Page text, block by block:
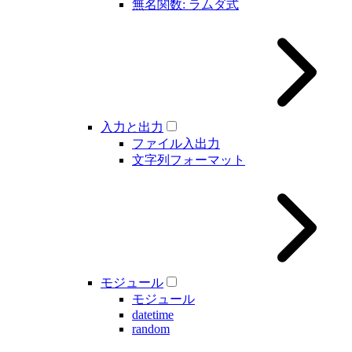
無名関数: ラムダ式
入力と出力
ファイル入出力
文字列フォーマット
モジュール
モジュール
datetime
random